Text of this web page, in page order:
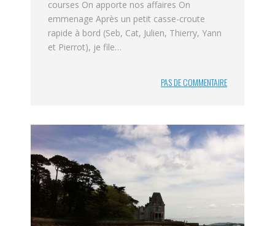
courses On apporte nos affaires On
emmenage Après un petit casse-croute
rapide à bord (Seb, Cat, Julien, Thierry, Yann
et Pierrot), je file…
PAS DE COMMENTAIRE